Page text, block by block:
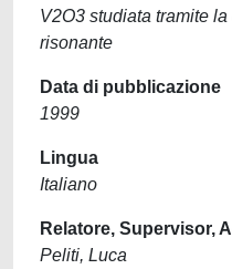
V2O3 studiata tramite
risonante
Data di pubblicazione
1999
Lingua
Italiano
Relatore, Supervisor,
Peliti, Luca